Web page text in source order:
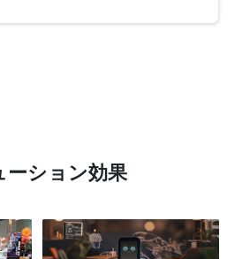
ーション効果